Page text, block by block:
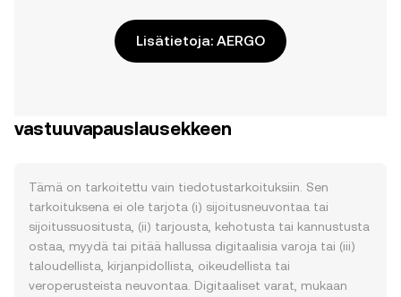
Lisätietoja: AERGO
vastuuvapauslausekkeen
Tämä on tarkoitettu vain tiedotustarkoituksiin. Sen
tarkoituksena ei ole tarjota (i) sijoitusneuvontaa tai
sijoitussuositusta, (ii) tarjousta, kehotusta tai kannustusta
ostaa, myydä tai pitää hallussa digitaalisia varoja tai (iii)
taloudellista, kirjanpidollista, oikeudellista tai
veroperusteista neuvontaa. Digitaaliset varat, mukaan